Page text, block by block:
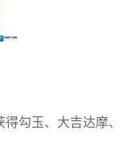
勾玉、大吉达摩、